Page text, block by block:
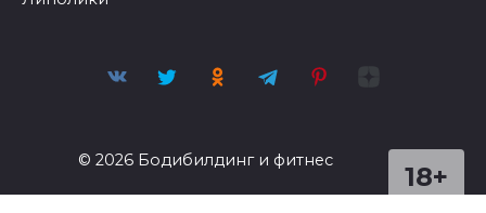
18+
© 2026 Бодибилдинг и фитнес